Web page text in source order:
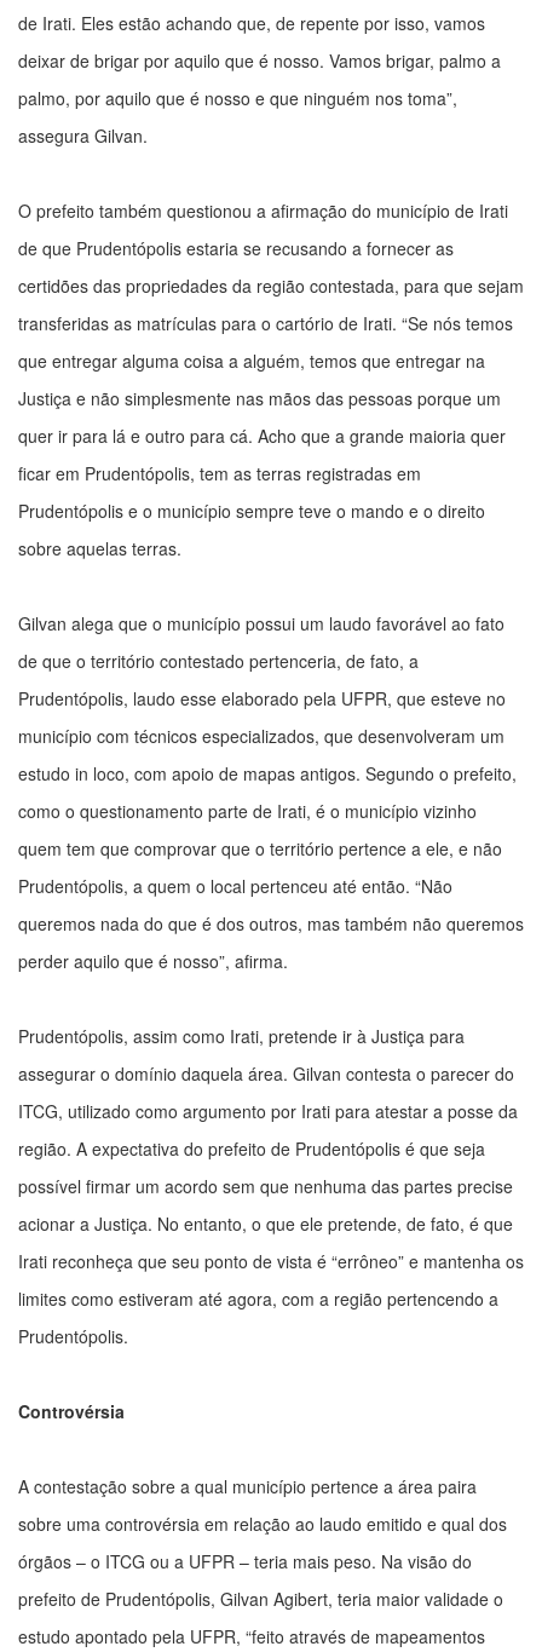
de Irati. Eles estão achando que, de repente por isso, vamos
deixar de brigar por aquilo que é nosso. Vamos brigar, palmo a
palmo, por aquilo que é nosso e que ninguém nos toma”,
assegura Gilvan.
O prefeito também questionou a afirmação do município de Irati
de que Prudentópolis estaria se recusando a fornecer as
certidões das propriedades da região contestada, para que sejam
transferidas as matrículas para o cartório de Irati. “Se nós temos
que entregar alguma coisa a alguém, temos que entregar na
Justiça e não simplesmente nas mãos das pessoas porque um
quer ir para lá e outro para cá. Acho que a grande maioria quer
ficar em Prudentópolis, tem as terras registradas em
Prudentópolis e o município sempre teve o mando e o direito
sobre aquelas terras.
Gilvan alega que o município possui um laudo favorável ao fato
de que o território contestado pertenceria, de fato, a
Prudentópolis, laudo esse elaborado pela UFPR, que esteve no
município com técnicos especializados, que desenvolveram um
estudo in loco, com apoio de mapas antigos. Segundo o prefeito,
como o questionamento parte de Irati, é o município vizinho
quem tem que comprovar que o território pertence a ele, e não
Prudentópolis, a quem o local pertenceu até então. “Não
queremos nada do que é dos outros, mas também não queremos
perder aquilo que é nosso”, afirma.
Prudentópolis, assim como Irati, pretende ir à Justiça para
assegurar o domínio daquela área. Gilvan contesta o parecer do
ITCG, utilizado como argumento por Irati para atestar a posse da
região. A expectativa do prefeito de Prudentópolis é que seja
possível firmar um acordo sem que nenhuma das partes precise
acionar a Justiça. No entanto, o que ele pretende, de fato, é que
Irati reconheça que seu ponto de vista é “errôneo” e mantenha os
limites como estiveram até agora, com a região pertencendo a
Prudentópolis.
Controvérsia
A contestação sobre a qual município pertence a área paira
sobre uma controvérsia em relação ao laudo emitido e qual dos
órgãos – o ITCG ou a UFPR – teria mais peso. Na visão do
prefeito de Prudentópolis, Gilvan Agibert, teria maior validade o
estudo apontado pela UFPR, “feito através de mapeamentos